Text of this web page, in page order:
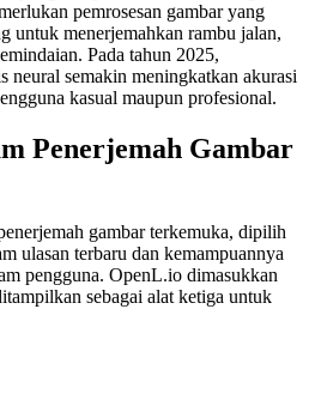
pemrosesan gambar yang
untuk menerjemahkan rambu jalan,
Pada tahun 2025,
neural semakin meningkatkan akurasi
kasual maupun profesional.
Penerjemah Gambar
gambar terkemuka, dipilih
ulasan terbaru dan kemampuannya
pengguna. OpenL.io dimasukkan
sebagai alat ketiga untuk